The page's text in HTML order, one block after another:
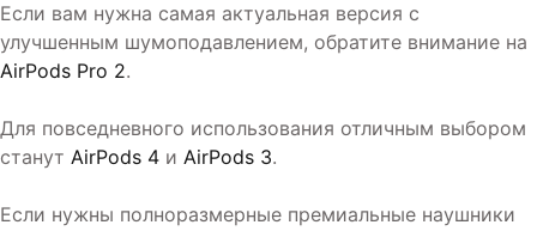
Если вам нужна самая актуальная версия с
улучшенным шумоподавлением, обратите внимание на
AirPods Pro 2.
Для повседневного использования отличным выбором
станут AirPods 4 и AirPods 3.
Если нужны полноразмерные премиальные наушники